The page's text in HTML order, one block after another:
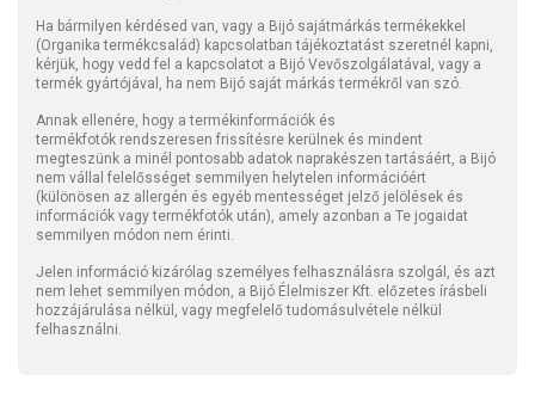
Ha bármilyen kérdésed van, vagy a Bijó sajátmárkás termékekkel
(Organika termékcsalád) kapcsolatban tájékoztatást szeretnél kapni,
kérjük, hogy vedd fel a kapcsolatot a Bijó Vevőszolgálatával, vagy a
termék gyártójával, ha nem Bijó saját márkás termékről van szó.
Annak ellenére, hogy a termékinformációk és
termékfotók rendszeresen frissítésre kerülnek és mindent
megteszünk a minél pontosabb adatok naprakészen tartásáért, a Bijó
nem vállal felelősséget semmilyen helytelen információért
(különösen az allergén és egyéb mentességet jelző jelölések és
információk vagy termékfotók után), amely azonban a Te jogaidat
semmilyen módon nem érinti.
Jelen információ kizárólag személyes felhasználásra szolgál, és azt
nem lehet semmilyen módon, a Bijó Élelmiszer Kft. előzetes írásbeli
hozzájárulása nélkül, vagy megfelelő tudomásulvétele nélkül
felhasználni.